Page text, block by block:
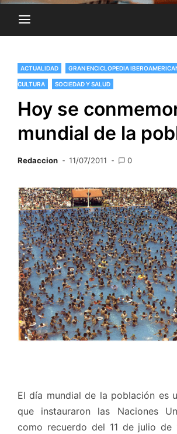
ACTUALIDAD GRAN ENCICLOPEDIA
CULTURA SOCIEDAD Y SALUD
Hoy se
mundial de la
Redaccion 11/07/2011 0
El día mundial de la población es
que instauraron las Naciones
como recuerdo del 11 de julio de